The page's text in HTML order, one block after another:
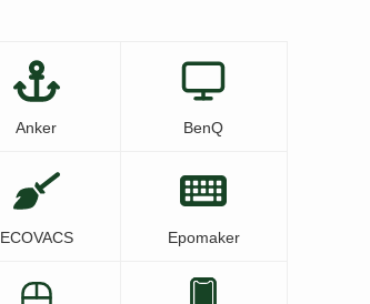
Anker BenQ
ECOVACS Epomaker